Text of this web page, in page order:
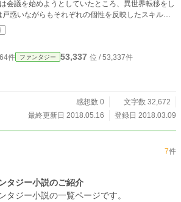
会議を始めようとしていたところ、異世界転移をし
惑いながらもそれぞれの個性を反映したスキル・
投稿頻度は2日に1回くらいで
あります。
件 ファンタジー 53,337 位 / 53,337件
感想数 0
文字数 32,672
最終更新日 2018.05.16
登録日 2018.03.09
7件
タジー小説のご紹介
タジー小説の一覧ページです。